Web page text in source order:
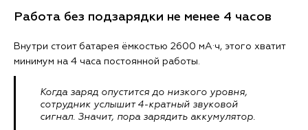
Работа без подзарядки не менее 4 часов
Внутри стоит батарея ёмкостью 2600 мА·ч, этого хватит
минимум на 4 часа постоянной работы.
Когда заряд опустится до низкого уровня,
сотрудник услышит 4-кратный звуковой
сигнал. Значит, пора зарядить аккумулятор.